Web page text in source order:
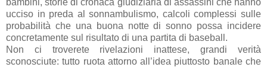
ucciso in preda al sonnambulismo, calcoli complessi sulle
probabilità che una buona notte di sonno possa incidere
concretamente sul risultato di una partita di baseball.
Non ci troverete rivelazioni inattese, grandi verità
sconosciute: tutto ruota attorno all’idea piuttosto banale che